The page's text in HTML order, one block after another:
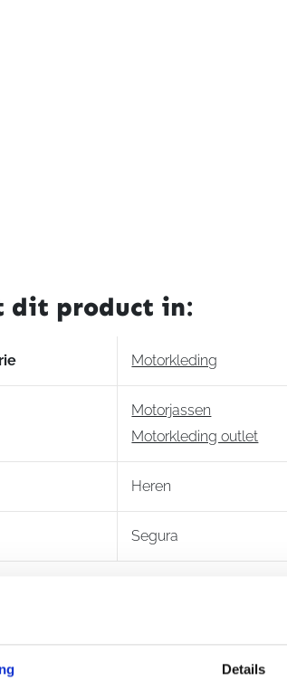
Details
dit product in:
Motorkleding
Motorjassen
Motorkleding outlet
Heren
Segura